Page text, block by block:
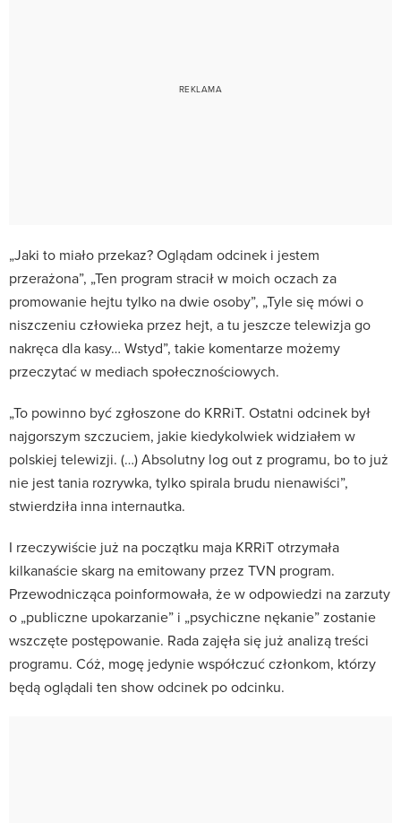
„Jaki to miało przekaz? Oglądam odcinek i jestem
przerażona”, „Ten program stracił w moich oczach za
promowanie hejtu tylko na dwie osoby”, „Tyle się mówi o
niszczeniu człowieka przez hejt, a tu jeszcze telewizja go
nakręca dla kasy… Wstyd”, takie komentarze możemy
przeczytać w mediach społecznościowych.
„To powinno być zgłoszone do KRRiT. Ostatni odcinek był
najgorszym szczuciem, jakie kiedykolwiek widziałem w
polskiej telewizji. (…) Absolutny log out z programu, bo to już
nie jest tania rozrywka, tylko spirala brudu nienawiści”,
stwierdziła inna internautka.
I rzeczywiście już na początku maja KRRiT otrzymała
kilkanaście skarg na emitowany przez TVN program.
Przewodnicząca poinformowała, że w odpowiedzi na zarzuty
o „publiczne upokarzanie” i „psychiczne nękanie” zostanie
wszczęte postępowanie. Rada zajęła się już analizą treści
programu. Cóż, mogę jedynie współczuć członkom, którzy
będą oglądali ten show odcinek po odcinku.